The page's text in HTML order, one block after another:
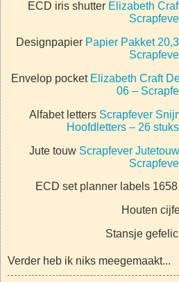
ECD iris shutter Elizabeth
Designpapier Papier Pakket
Envelop pocket Elizabeth Craft
06 –
Alfabet letters Scrapfever
Hoofdletters – 26
Jute touw Scrapfever
ECD set planner labels
Houten
Stansje
Verder heb ik niks meegemaakt...